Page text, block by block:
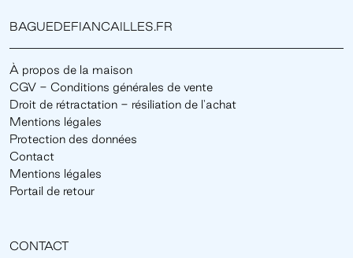
BAGUEDEFIANCAILLES.FR
À propos de la maison
CGV - Conditions générales de vente
Droit de rétractation - résiliation de l'achat
Mentions légales
Protection des données
Contact
Mentions légales
Portail de retour
CONTACT